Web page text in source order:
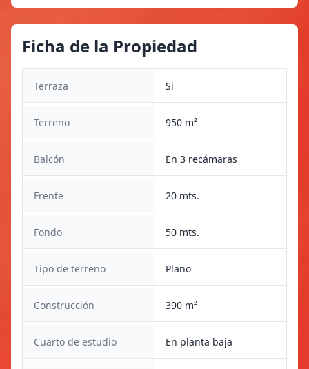
Ficha de la Propiedad
Terraza Si
Terreno 950 m²
Balcón En 3 recámaras
Frente 20 mts.
Fondo 50 mts.
Tipo de terreno Plano
Construcción 390 m²
Cuarto de estudio En planta baja